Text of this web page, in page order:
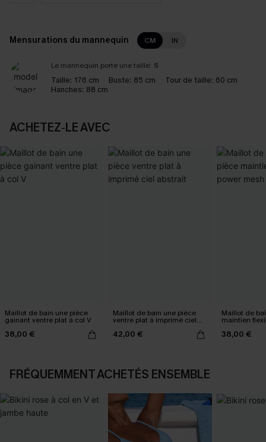
Mensurations du mannequin CM IN
Le mannequin porte une taille: S
Taille: 176 cm Buste: 85 cm Tour de taille: 60 cm
Hanches: 88 cm
ACHETEZ‑LE AVEC
Maillot de bain une pièce
gainant ventre plat à col V
38,00 €
Maillot de bain une pièce
ventre plat à imprimé ciel
abstrait
42,00 €
Maillot de
maintien
38,00 €
FRÉQUEMMENT ACHETÉS ENSEMBLE